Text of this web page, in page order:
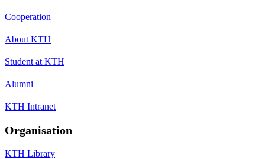
Cooperation
About KTH
Student at KTH
Alumni
KTH Intranet
Organisation
KTH Library